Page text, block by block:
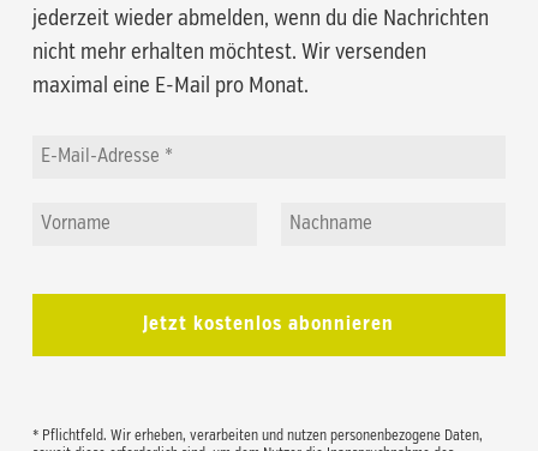
jederzeit wieder abmelden, wenn du die Nachrichten
nicht mehr erhalten möchtest. Wir versenden
maximal eine E-Mail pro Monat.
* Pflichtfeld. Wir erheben, verarbeiten und nutzen personenbezogene Daten,